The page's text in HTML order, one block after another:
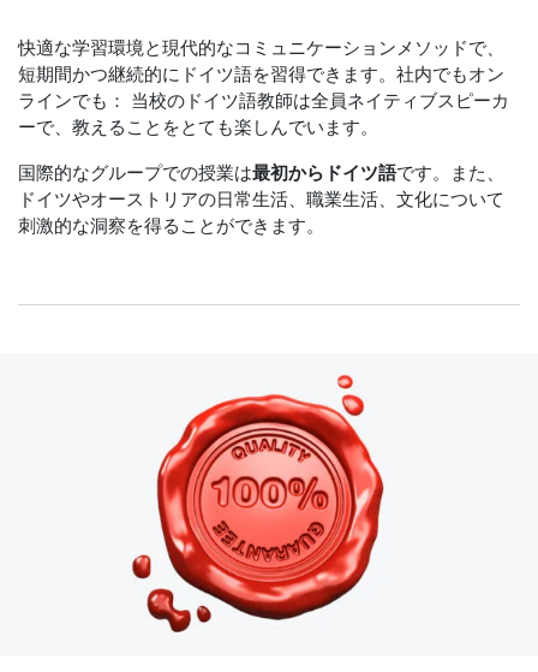
快適な学習環境と現代的なコミュニケーションメソッドで、
短期間かつ継続的にドイツ語を習得できます。社内でもオン
ラインでも： 当校のドイツ語教師は全員ネイティブスピーカ
ーで、教えることをとても楽しんでいます。
国際的なグループでの授業は最初からドイツ語です。また、
ドイツやオーストリアの日常生活、職業生活、文化について
刺激的な洞察を得ることができます。